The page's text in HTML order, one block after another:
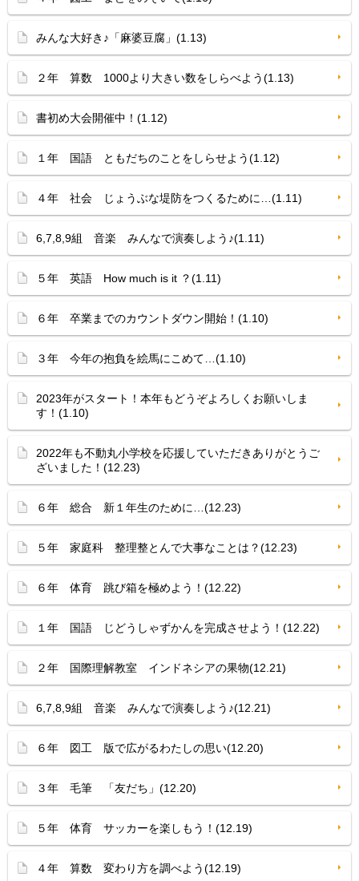
みんな大好き♪「麻婆豆腐」(1.13)
２年 算数 1000より大きい数をしらべよう(1.13)
書初め大会開催中！(1.12)
１年 国語 ともだちのことをしらせよう(1.12)
４年 社会 じょうぶな堤防をつくるために…(1.11)
6,7,8,9組 音楽 みんなで演奏しよう♪(1.11)
５年 英語 How much is it ？(1.11)
６年 卒業までのカウントダウン開始！(1.10)
３年 今年の抱負を絵馬にこめて…(1.10)
2023年がスタート！本年もどうぞよろしくお願いしま
す！(1.10)
2022年も不動丸小学校を応援していただきありがとうご
ざいました！(12.23)
６年 総合 新１年生のために…(12.23)
５年 家庭科 整理整とんで大事なことは？(12.23)
６年 体育 跳び箱を極めよう！(12.22)
１年 国語 じどうしゃずかんを完成させよう！(12.22)
２年 国際理解教室 インドネシアの果物(12.21)
6,7,8,9組 音楽 みんなで演奏しよう♪(12.21)
６年 図工 版で広がるわたしの思い(12.20)
３年 毛筆 「友だち」(12.20)
５年 体育 サッカーを楽しもう！(12.19)
４年 算数 変わり方を調べよう(12.19)